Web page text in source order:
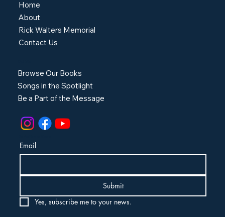
Home
About
Rick Walters Memorial
Contact Us
Browse Our Books
Songs in the Spotlight
Be a Part of the Message
Email
Submit
Yes, subscribe me to your news.